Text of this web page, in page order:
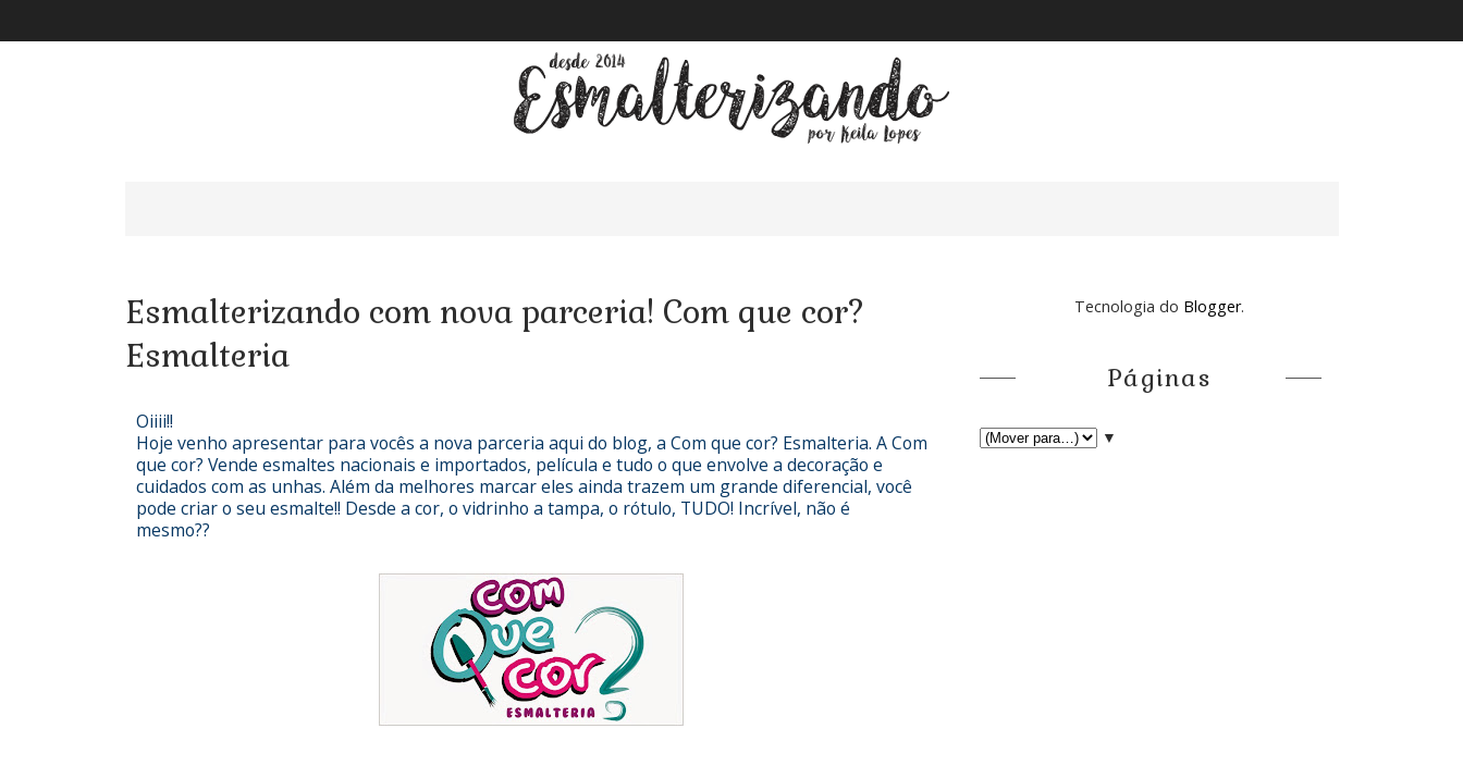
Esmalterizando com nova parceria! Com que cor?
Esmalteria
Oiiii!!
Hoje venho apresentar para vocês a nova parceria aqui do blog, a Com que cor? Esmalteria. A Com
que cor? Vende esmaltes nacionais e importados, película e tudo o que envolve a decoração e
cuidados com as unhas. Além da melhores marcar eles ainda trazem um grande diferencial, você
pode criar o seu esmalte!! Desde a cor, o vidrinho a tampa, o rótulo, TUDO! Incrível, não é
mesmo??
Tecnologia do Blogger.
Páginas
▼